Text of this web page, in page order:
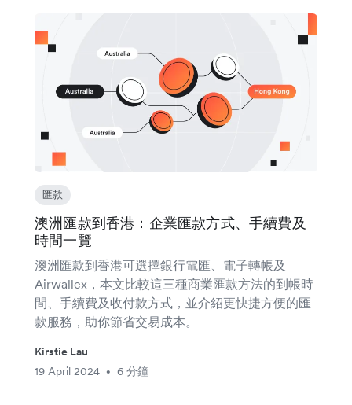
匯款
澳洲匯款到香港：企業匯款方式、手續費及
時間一覽
澳洲匯款到香港可選擇銀行電匯、電子轉帳及
Airwallex，本文比較這三種商業匯款方法的到帳時
間、手續費及收付款方式，並介紹更快捷方便的匯
款服務，助你節省交易成本。
Kirstie Lau
19 April 2024
• 6 分鐘